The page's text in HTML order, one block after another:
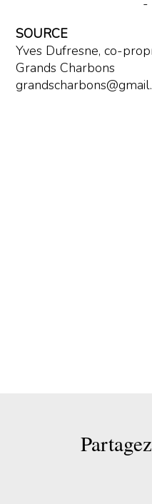
-
SOURCE
Yves Dufresne, co-
Grands Charbons